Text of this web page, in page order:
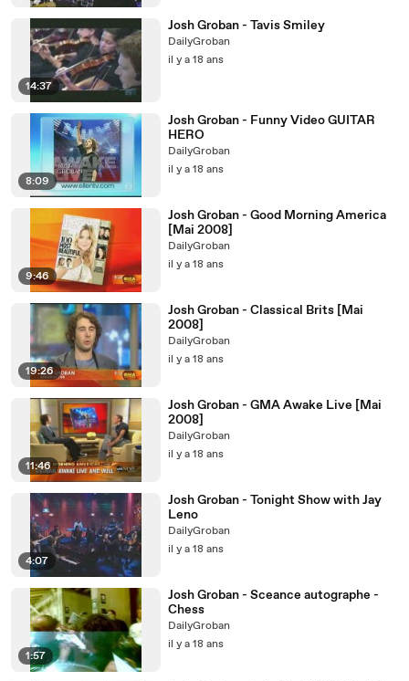
14:37
Josh Groban - Tavis Smiley
DailyGroban
il y a 18 ans
8:09
Josh Groban - Funny Video GUITAR
HERO
DailyGroban
il y a 18 ans
9:46
Josh Groban - Good Morning America
[Mai 2008]
DailyGroban
il y a 18 ans
19:26
Josh Groban - Classical Brits [Mai
2008]
DailyGroban
il y a 18 ans
11:46
Josh Groban - GMA Awake Live [Mai
2008]
DailyGroban
il y a 18 ans
4:07
Josh Groban - Tonight Show with Jay
Leno
DailyGroban
il y a 18 ans
1:57
Josh Groban - Sceance autographe -
Chess
DailyGroban
il y a 18 ans